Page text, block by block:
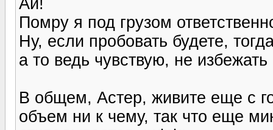
Помру я под грузом
Ну, если пробовать будете,
а то ведь чувствую, не
В общем, Астер, живите еще с
объем ни к чему, так что еще